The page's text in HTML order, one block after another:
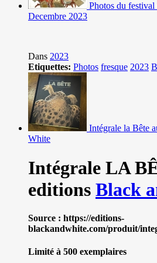
Photos du
Decembre 2023
Dans 2023
Etiquettes: Photos fresque 2023
Intégrale la Bête
White
Intégrale LA
editions Black
Source : https://editions-
blackandwhite.com/produit/
Limité à 500 exemplaires